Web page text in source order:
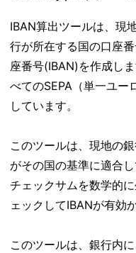
IBAN算出ツールは、現
行が所在する国の口座
座番号(IBAN)を作成し
べてのSEPA（単一ユー
しています。
このツールは、現地の
がその国の基準に適合
チェックサムを数学的
ェックしてIBANが有効
このツールは、銀行内